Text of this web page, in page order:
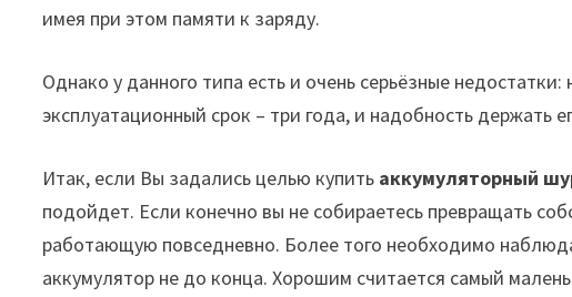
имея при этом памяти к заряду.
Однако у данного типа есть и очень серьёзные
эксплуатационный срок – три года, и надобность держать
Итак, если Вы задались целью купить аккумуляторный
подойдет. Если конечно вы не собираетесь превращать
работающую повседневно. Более того необходимо
аккумулятор не до конца. Хорошим считается самый